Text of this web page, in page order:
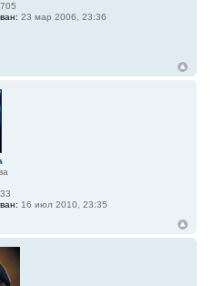
23 мар 2006, 23:36
16 июл 2010, 23:35